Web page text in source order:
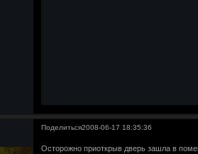
Поделиться2008-06-17 18:35:36
Осторожно приоткрыв дверь зашла в